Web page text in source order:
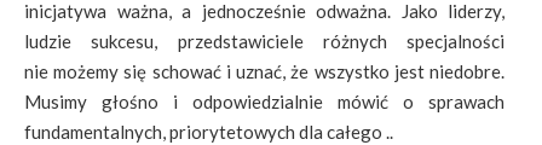
inicjatywa ważna, a jednocześnie odważna. Jako liderzy,
ludzie sukcesu, przedstawiciele różnych specjalności
nie możemy się schować i uznać, że wszystko jest niedobre.
Musimy głośno i odpowiedzialnie mówić o sprawach
fundamentalnych, priorytetowych dla całego ..